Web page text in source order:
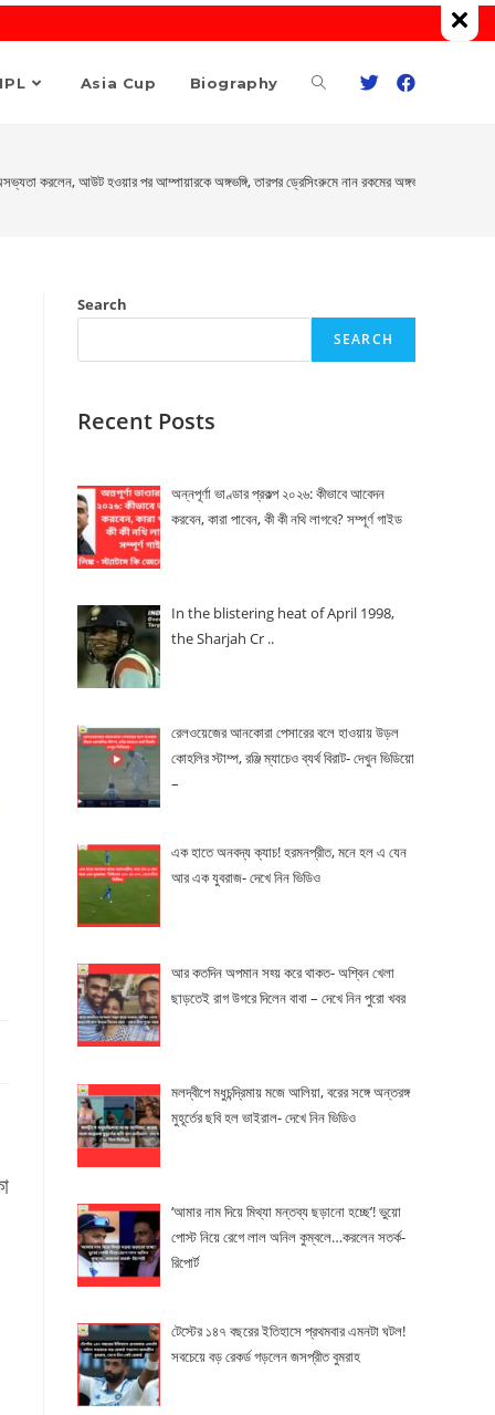
IPL Asia Cup Biography Toggle
করলেন, আউট হওয়ার পর আম্পায়ারকে অঙ্গভঙ্গি, তারপর ড্রেসিংরুমে নান রকমের অঙ্গভঙ্গি – ভিডিও
Search
SEARCH
Recent Posts
অন্নপূর্ণা ভাণ্ডার প্রকল্প ২০২৬: কীভাবে আবেদন
করবেন, কারা পাবেন, কী কী নথি লাগবে? সম্পূর্ণ গাইড
In the blistering heat of April 1998,
the Sharjah Cr ..
রেলওয়েজের আনকোরা পেসারের বলে হাওয়ায় উড়ল
কোহলির স্টাম্প, রঞ্জি ম্যাচেও ব্যর্থ বিরাট- দেখুন ভিডিয়ো
–
এক হাতে অনবদ্য ক্যাচ! হরমনপ্রীত, মনে হল এ যেন
আর এক যুবরাজ- দেখে নিন ভিডিও
আর কতদিন অপমান সহ্য় করে থাকত- অশ্বিন খেলা
ছাড়তেই রাগ উগরে দিলেন বাবা – দেখে নিন পুরো খবর
মলদ্বীপে মধুচন্দ্রিমায় মজে আলিয়া, বরের সঙ্গে অন্তরঙ্গ
মুহূর্তের ছবি হল ভাইরাল- দেখে নিন ভিডিও
‘আমার নাম দিয়ে মিথ্যা মন্তব্য ছড়ানো হচ্ছে’! ভুয়ো
পোস্ট নিয়ে রেগে লাল অনিল কুম্বলে…করলেন সতর্ক-
রিপোর্ট
টেস্টের ১৪৭ বছরের ইতিহাসে প্রথমবার এমনটা ঘটল!
সবচেয়ে বড় রেকর্ড গড়লেন জসপ্রীত বুমরাহ